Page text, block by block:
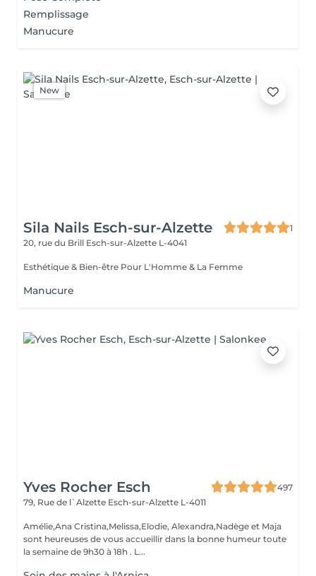
Remplissage
Manucure
New
Sila Nails Esch-sur-Alzette
1
20, rue du Brill Esch-sur-Alzette L-4041
Esthétique & Bien-être Pour L'Homme & La Femme
Manucure
Yves Rocher Esch
497
79, Rue de l`Alzette Esch-sur-Alzette L-4011
Amélie,Ana Cristina,Melissa,Elodie, Alexandra,Nadège et Maja
sont heureuses de vous accueillir dans la bonne humeur toute
la semaine de 9h30 à 18h . L...